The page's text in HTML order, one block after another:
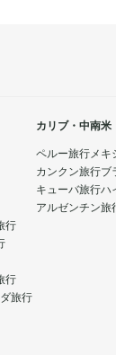
行
行
旅行
カリブ・中南米
ペルー旅行メキ
カンクン旅行ブ
キューバ旅行ハ
アルゼンチン旅